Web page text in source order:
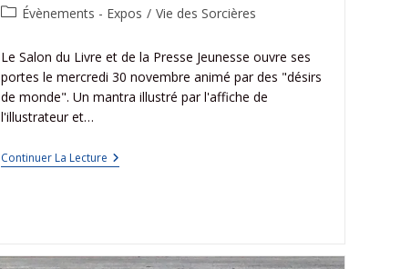
Évènements - Expos / Vie des Sorcières
Le Salon du Livre et de la Presse Jeunesse ouvre ses
portes le mercredi 30 novembre animé par des "désirs
de monde". Un mantra illustré par l'affiche de
l'illustrateur et…
Continuer La Lecture